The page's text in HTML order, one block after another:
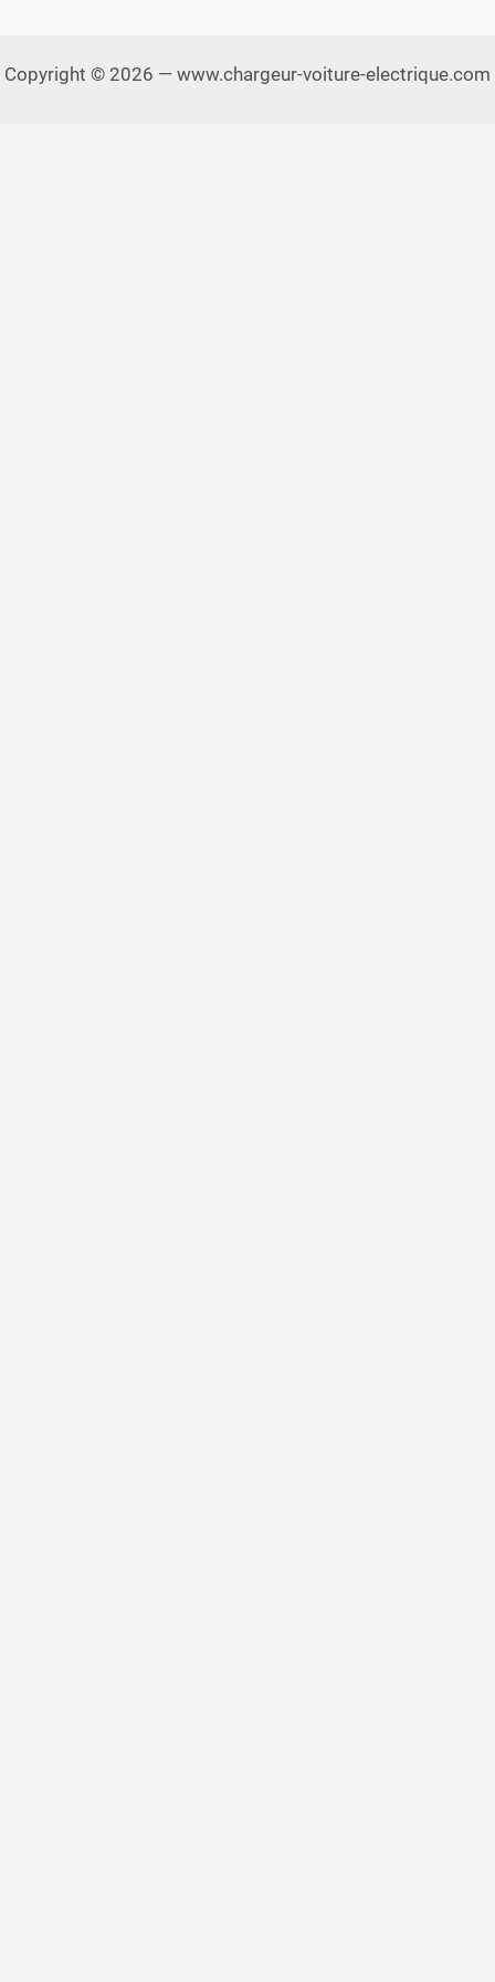
Copyright © 2026 — www.chargeur-voiture-electrique.com